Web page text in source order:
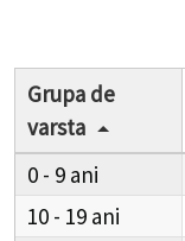
Grupa de
varsta
0 - 9
10 - 19